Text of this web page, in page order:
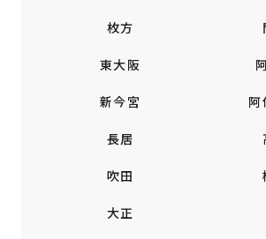
枚方
東大阪
新今宮 阿
長居
吹田
大正